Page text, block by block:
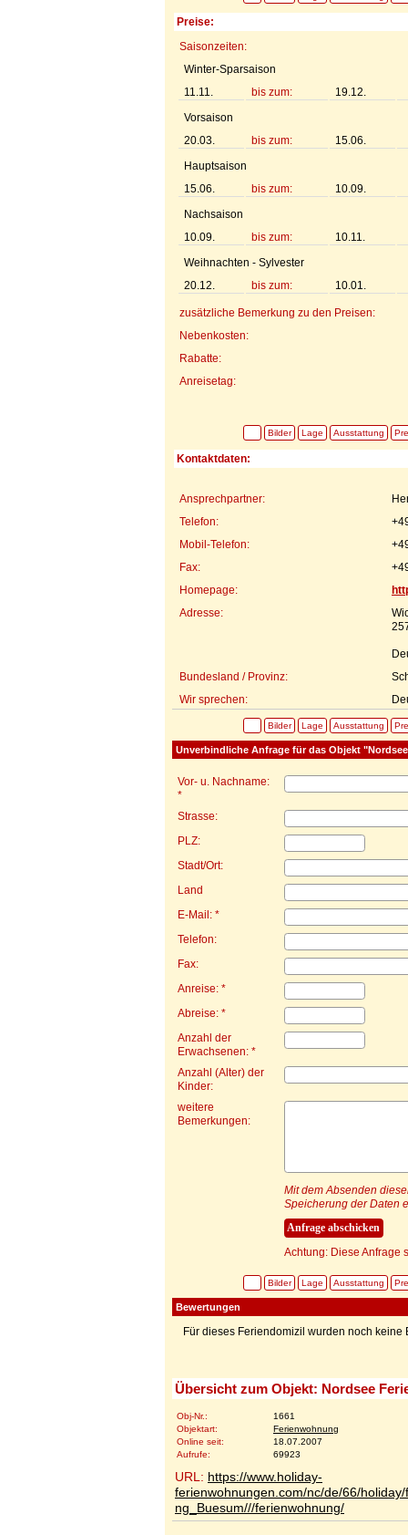
Preise:
Saisonzeiten:
Winter-Sparsaison
11.11.
bis zum:
19.12.
Vorsaison
20.03.
bis zum:
15.06.
Hauptsaison
15.06.
bis zum:
10.09.
Nachsaison
10.09.
bis zum:
10.11.
Weihnachten - Sylvester
20.12.
bis zum: 10.01.
zusätzliche Bemerkung zu den Preisen:
Nebenkosten:
Rabatte:
Anreisetag:
Bilder Lage Ausstattung
Kontaktdaten:
Ansprechpartner:
Telefon:
Mobil-Telefon:
Fax:
Homepage:
Adresse:
Bundesland / Provinz:
Wir sprechen:
Bilder Lage Ausstattung
Unverbindliche Anfrage für das Objekt
Vor- u. Nachname:
*
Strasse:
PLZ:
Stadt/Ort:
Land
E-Mail: *
Telefon:
Fax:
Anreise: *
Abreise: *
Anzahl der
Erwachsenen: *
Anzahl (Alter) der
Kinder:
weitere
Bemerkungen:
Mit dem Absenden
Speicherung der Daten
Achtung: Diese Anfrage
Bilder Lage Ausstattung
Bewertungen
Für dieses Feriendomizil wurden noch
Übersicht zum Objekt: Nordsee
Obj-Nr.:
1661
Objektart:
Ferienwohnung
Online seit:
18.07.2007
Aufrufe:
69923
URL: https://www.holiday-
ferienwohnungen.com/nc/de/66/
ng_Buesum///ferienwohnung/